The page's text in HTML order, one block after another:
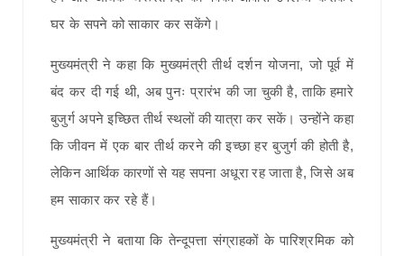
घर के सपने को साकार कर सकेंगे।
मुख्यमंत्री ने कहा कि मुख्यमंत्री तीर्थ दर्शन योजना, जो पूर्व में
बंद कर दी गई थी, अब पुनः प्रारंभ की जा चुकी है, ताकि हमारे
बुजुर्ग अपने इच्छित तीर्थ स्थलों की यात्रा कर सकें। उन्होंने कहा
कि जीवन में एक बार तीर्थ करने की इच्छा हर बुजुर्ग की होती है,
लेकिन आर्थिक कारणों से यह सपना अधूरा रह जाता है, जिसे अब
हम साकार कर रहे हैं।
मुख्यमंत्री ने बताया कि तेन्दूपत्ता संग्राहकों के पारिश्रमिक को